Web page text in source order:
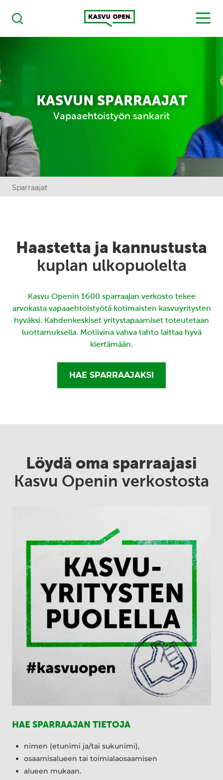
Haku
Kasvu Open
MENU
KASVUN SPARRAAJAT
Vapaaehtoistyön sankarit
Sparraajat
Haastetta ja kannustusta
kuplan ulkopuolelta
Kasvu Openin 1600 sparraajan verkosto tekee
arvokasta vapaaehtoistyötä kotimaisten kasvuyritysten
hyväksi. Kahdenkeskiset yritystapaamiset toteutetaan
luottamuksella. Motiivina vahva tahto laittaa hyvä
kiertämään.
HAE SPARRAAJAKSI
Löydä oma sparraajasi
Kasvu Openin verkostosta
HAE SPARRAAJAN TIETOJA
nimen (etunimi ja/tai sukunimi),
osaamisalueen tai toimialaosaamisen
alueen mukaan.